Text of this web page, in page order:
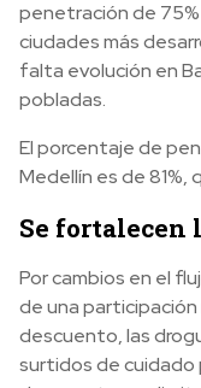
penetración de 75%
ciudades más
falta evolución en
pobladas.
El porcentaje de
Medellín es de 81%,
Se fortalecen
Por cambios en el
de una
descuento, las
surtidos de cuidado